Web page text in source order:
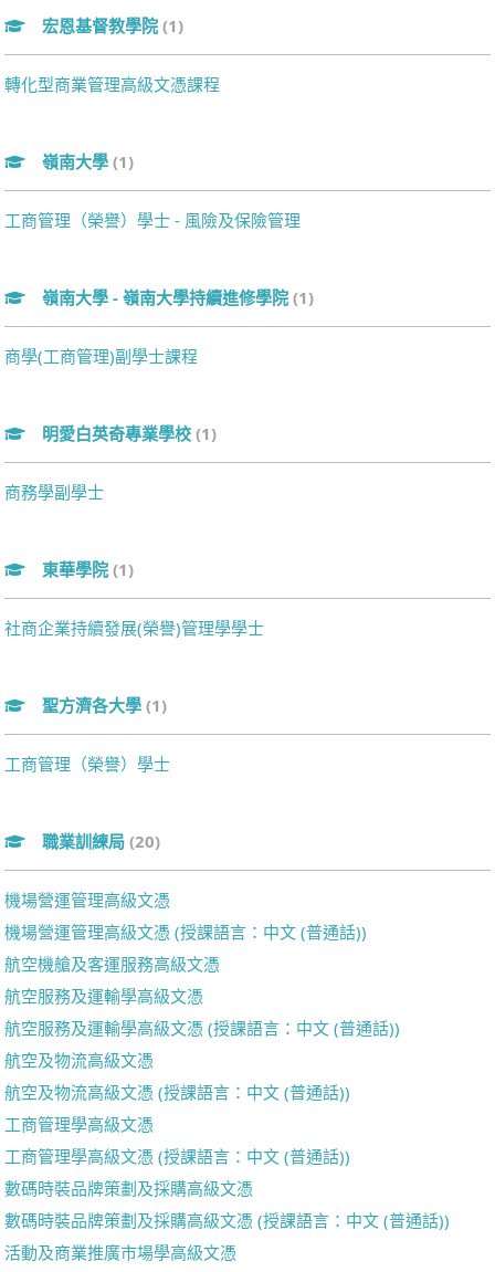
宏恩基督教學院 (1)
轉化型商業管理高級文憑課程
嶺南大學 (1)
工商管理（榮譽）學士 - 風險及保險管理
嶺南大學 - 嶺南大學持續進修學院 (1)
商學(工商管理)副學士課程
明愛白英奇專業學校 (1)
商務學副學士
東華學院 (1)
社商企業持續發展(榮譽)管理學學士
聖方濟各大學 (1)
工商管理（榮譽）學士
職業訓練局 (20)
機場營運管理高級文憑
機場營運管理高級文憑 (授課語言：中文 (普通話))
航空機艙及客運服務高級文憑
航空服務及運輸學高級文憑
航空服務及運輸學高級文憑 (授課語言：中文 (普通話))
航空及物流高級文憑
航空及物流高級文憑 (授課語言：中文 (普通話))
工商管理學高級文憑
工商管理學高級文憑 (授課語言：中文 (普通話))
數碼時裝品牌策劃及採購高級文憑
數碼時裝品牌策劃及採購高級文憑 (授課語言：中文 (普通話))
活動及商業推廣市場學高級文憑